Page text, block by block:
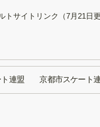
トサイトリンク（7月21日更
ト連盟 京都市スケート